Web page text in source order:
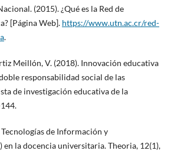
(2015). ¿Qué es la Red de
[Página Web]. https://www.utn.ac.cr/red-
.
Meillón, V. (2018). Innovación educativa
responsabilidad social de las
de investigación educativa de la
Tecnologías de Información y
en la docencia universitaria. Theoria, 12(1),